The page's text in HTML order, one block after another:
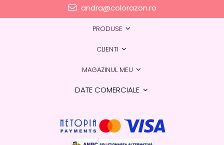
andra@colorazon.ro
PRODUSE
CLIENTI
MAGAZINUL MEU
DATE COMERCIALE